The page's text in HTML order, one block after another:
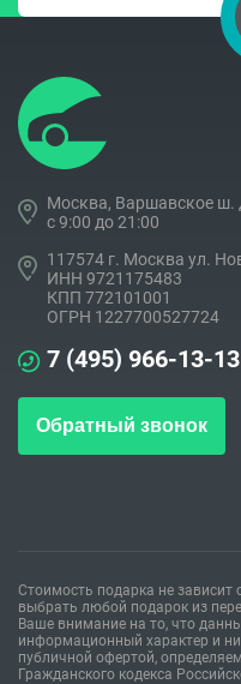
Москва, Варшавское ш.
c 9:00 до 21:00
117574 г. Москва ул.
ИНН 9721175483
КПП 772101001
ОГРН 1227700527724
7 (495) 966-13-13
Обратный звонок
Стоимость подарка не
выбрать любой подарок из
Ваше внимание на то, что
информационный характер и
публичной офертой,
Гражданского кодекса